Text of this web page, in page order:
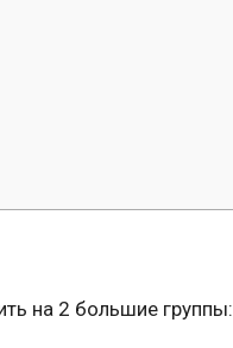
на 2 большие группы: